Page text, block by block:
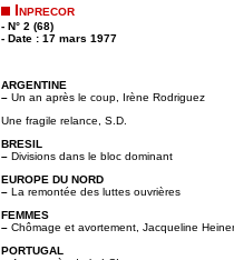
Inprecor
- N° 2 (68)
- Date : 17 mars 1977
ARGENTINE
– Un an après le coup, Irène Rodriguez
Une fragile relance, S.D.
BRESIL
– Divisions dans le bloc dominant
EUROPE DU NORD
– La remontée des luttes ouvrières
FEMMES
– Chômage et avortement, Jacqueline
PORTUGAL